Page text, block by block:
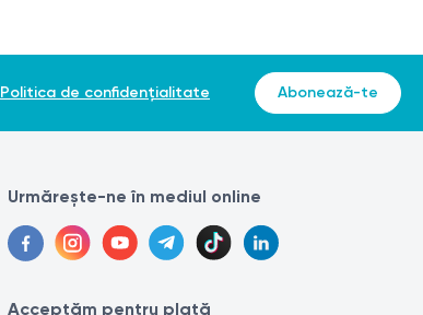
Politica de confidențialitate Abonează-te
Urmărește-ne în mediul online
Acceptăm pentru plată